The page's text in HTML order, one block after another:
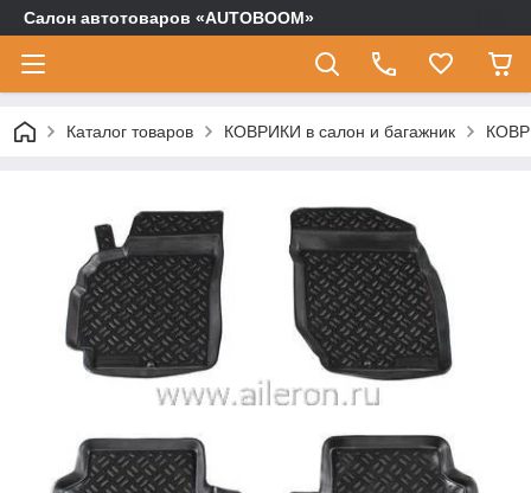
Салон автотоваров «AUTOBOOM»
Каталог товаров КОВРИКИ в салон и багажник